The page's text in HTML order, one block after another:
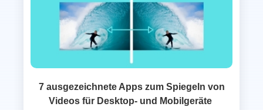
7 ausgezeichnete Apps zum Spiegeln von
Videos für Desktop- und Mobilgeräte